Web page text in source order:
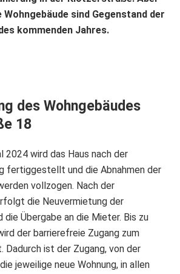
Wohngebäude sind Gegenstand der
kommenden Jahres.
des Wohngebäudes
18
2024 wird das Haus nach der
fertiggestellt und die Abnahmen der
vollzogen. Nach der
die Neuvermietung der
die Übergabe an die Mieter. Bis zu
der barrierefreie Zugang zum
ist der Zugang, von der
jeweilige neue Wohnung, in allen